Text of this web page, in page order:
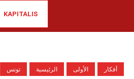
KAPITALIS
أفكار الأولى الرئيسية تونس